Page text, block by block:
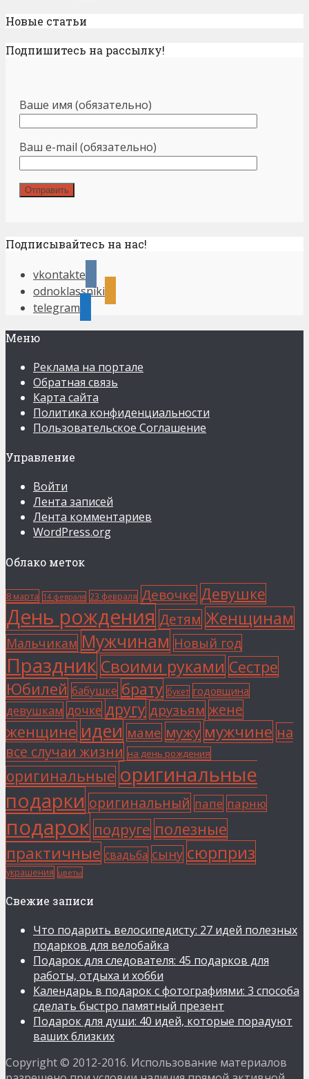
Новые статьи
Подпишитесь на рассылку!
Ваше имя (обязательно)
Ваш e-mail (обязательно)
Подписывайтесь на нас!
vkontakte
odnoklassniki
telegram
Меню
Реклама на портале
Обратная связь
Карта сайта
Политика конфиденциальности
Пользовательское Соглашение
Управление
Войти
Лента записей
Лента комментариев
WordPress.org
Облако меток
8 марта 14 февраля 23 февраля Девочке Девушке
День рождения Детям Женщинам
Мальчикам Мужчинам Новый год
Праздник Своими руками Сестре
Юбилей бабушке брату букет годовщина
девушкам дочке другу друзьям жене
женщине идеи маме мужу мужчине на
все случаи жизни на день рождения
оригинальные оригинальные
подарки оригинальный папе парню
подарок подруге полезные
практичные свадьба сыну сюрприз
украшения цветы
Свежие записи
Что подарить велосипедисту: 27 идей полезных
подарков для велобайка
Подарок для следователя: 45 подарков для
работы, отдыха и хобби
Календарь в подарок с фотографиями: 3 способа
сделать быстро памятный презент
Подарок для души: 40 идей, которые порадуют
ваших близких
Copyright © 2012-2016. Использование материалов